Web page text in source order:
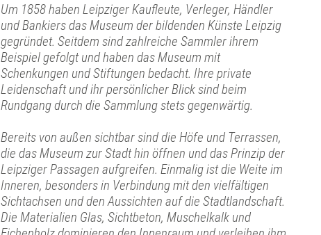
Um 1858 haben Leipziger Kaufleute, Verleger, Händler
und Bankiers das Museum der bildenden Künste Leipzig
gegründet. Seitdem sind zahlreiche Sammler ihrem
Beispiel gefolgt und haben das Museum mit
Schenkungen und Stiftungen bedacht. Ihre private
Leidenschaft und ihr persönlicher Blick sind beim
Rundgang durch die Sammlung stets gegenwärtig.
Bereits von außen sichtbar sind die Höfe und Terrassen,
die das Museum zur Stadt hin öffnen und das Prinzip der
Leipziger Passagen aufgreifen. Einmalig ist die Weite im
Inneren, besonders in Verbindung mit den vielfältigen
Sichtachsen und den Aussichten auf die Stadtlandschaft.
Die Materialien Glas, Sichtbeton, Muschelkalk und